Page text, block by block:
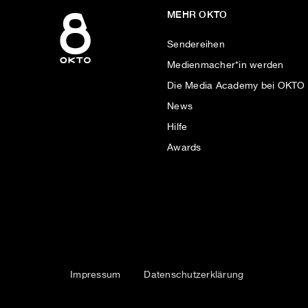
MEHR OKTO
Sendereihen
Medienmacher*in werden
Die Media Academy bei OKTO
News
Hilfe
Awards
Impressum Datenschutzerklärung